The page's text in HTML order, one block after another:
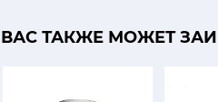
ВАС ТАКЖЕ МОЖЕТ